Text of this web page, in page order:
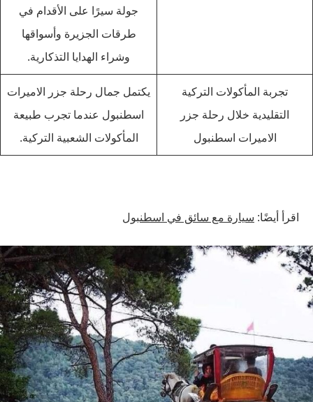
جولة سيرًا على الأقدام في
طرقات الجزيرة وأسواقها
وشراء الهدايا التذكارية.
تجربة المأكولات التركية
التقليدية خلال رحلة جزر
الاميرات اسطنبول
يكتمل جمال رحلة جزر الاميرات
اسطنبول عندما تجرب طبيعة
المأكولات الشعبية التركية.
اقرأ أيضًا: سيارة مع سائق في اسطنبول